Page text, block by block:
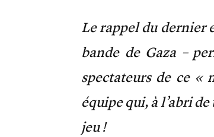
Le rappel du dernier
bande de Gaza –
spectateurs de ce «
équipe qui, à l’abri
jeu !